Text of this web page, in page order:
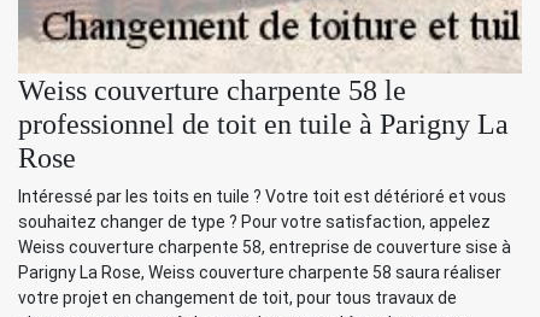
Weiss couverture charpente 58 le
professionnel de toit en tuile à Parigny La
Rose
Intéressé par les toits en tuile ? Votre toit est détérioré et vous
souhaitez changer de type ? Pour votre satisfaction, appelez
Weiss couverture charpente 58, entreprise de couverture sise à
Parigny La Rose, Weiss couverture charpente 58 saura réaliser
votre projet en changement de toit, pour tous travaux de